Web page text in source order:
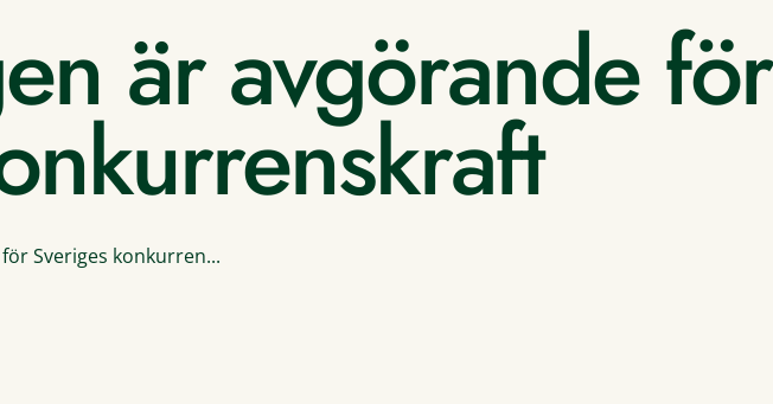
är avgörande för
Sveriges konkurren...